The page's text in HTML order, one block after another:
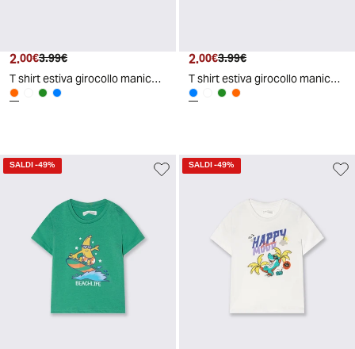
Prezzo attuale
2.00€ Prezzo originale
3.99€
T shirt estiva girocollo manica corta - Pesca
Prezzo attuale
2.00€ Prezzo originale
3.99€
T shirt estiva girocollo manica corta - Azzurro
SALDI-49% SALDI-49%